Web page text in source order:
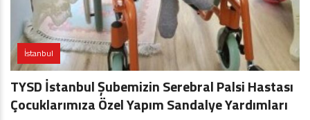
İstanbul
TYSD İstanbul Şubemizin Serebral Palsi Hastası
Çocuklarımıza Özel Yapım Sandalye Yardımları